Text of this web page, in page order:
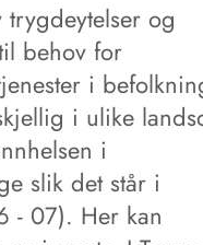
og
behov for
i
i ulike
i
slik det står i
- 07). Her kan